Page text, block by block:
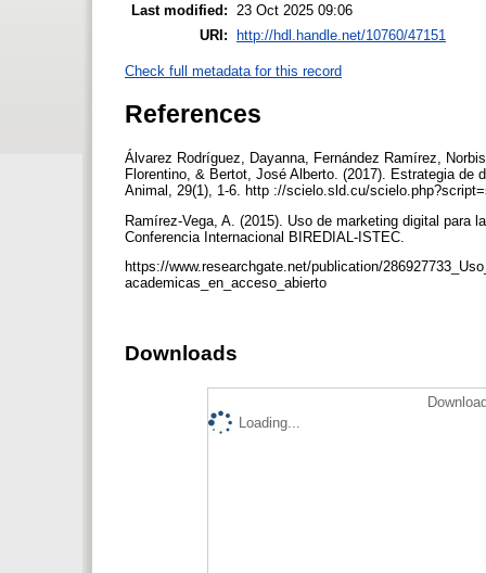
Last modified:
23 Oct 2025 09:06
URI:
http://hdl.handle.net/10760/47151
Check full metadata for this record
References
Álvarez Rodríguez, Dayanna, Fernández Ramírez,
Florentino, & Bertot, José Alberto. (2017). Estrategia
Animal, 29(1), 1-6. http ://scielo.sld.cu/
Ramírez-Vega, A. (2015). Uso de marketing digital para
Conferencia Internacional BIREDIAL-ISTEC.
https://www.researchgate.net/publication/
academicas_en_acceso_abierto
Downloads
Loading...